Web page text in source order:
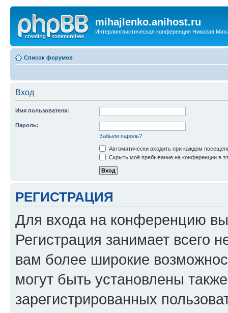
mihajlenko.anihost.ru
Интерлингвистическая конференция Николая
Список форумов
Вход
Имя пользователя:
Пароль:
Забыли пароль?
Автоматически входить при каждом
Скрыть моё пребывание на конференции в
РЕГИСТРАЦИЯ
Для входа на конференцию
Регистрация занимает всего
вам более широкие
могут быть установлены
зарегистрированных